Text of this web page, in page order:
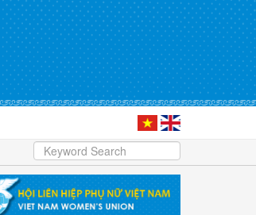
| Tây Ninh: Thổi hồn vào nón lá, tạo sinh kế cho phụ nữ